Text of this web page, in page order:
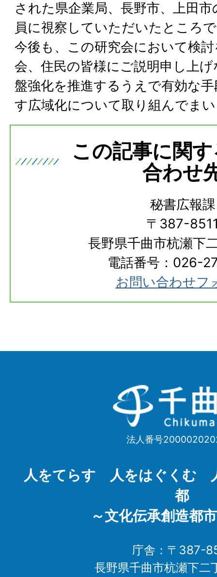
された県企業局、長野市、上田
員に視察していただいたところ
今後も、この研究会において検
会、住民の皆様にご説明申し上
盤強化を推進するうえで有効な
す広域化について取り組んでま
この記事に関
合わせ
秘書広報課
〒387-
長野県千曲市杭瀬下
電話番号：026-
お問い合わせフ
千
曲
Chikuma
法人番号
人をてらす 人をはぐくむ
都
～文化伝承創造都
庁舎：〒387-
長野県千曲市杭瀬下二